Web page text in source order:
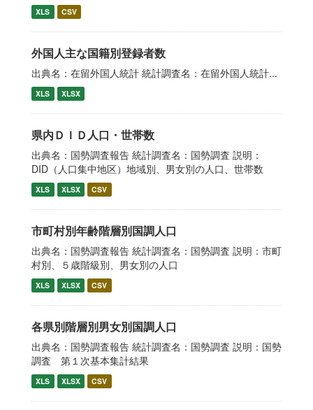
XLS CSV
外国人主な国籍別登録者数
出典名：在留外国人統計 統計調査名：在留外国人統計...
XLS XLSX
県内ＤＩＤ人口・世帯数
出典名：国勢調査報告 統計調査名：国勢調査 説明：
DID（人口集中地区）地域別、男女別の人口、世帯数
XLS XLSX CSV
市町村別年齢階層別国調人口
出典名：国勢調査報告 統計調査名：国勢調査 説明：市町
村別、５歳階級別、男女別の人口
XLS XLSX CSV
各県別階層別男女別国調人口
出典名：国勢調査報告 統計調査名：国勢調査 説明：国勢
調査 第１次基本集計結果
XLS XLSX CSV